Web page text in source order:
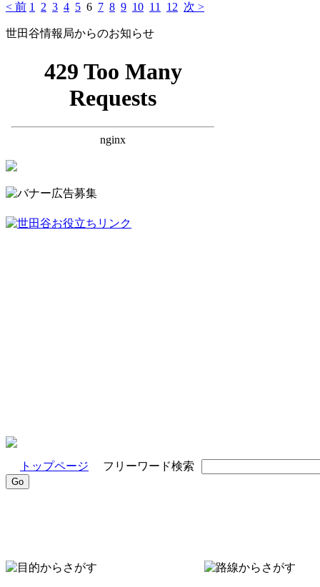
< 前 1 2 3 4 5 6 7 8 9 10 11 12 次 >
世田谷情報局からのお知らせ
トップページ フリーワード検索